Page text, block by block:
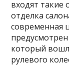
входят такие
отделка
современная
который
рулевого